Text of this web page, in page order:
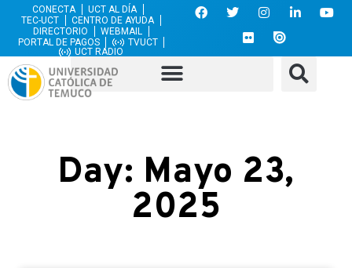
CONECTA
UCT AL DÍA
TEC-UCT
CENTRO DE AYUDA
DIRECTORIO
WEBMAIL
PORTAL DE PAGOS
TVUCT
UCT RADIO
Day: Mayo 23,
2025